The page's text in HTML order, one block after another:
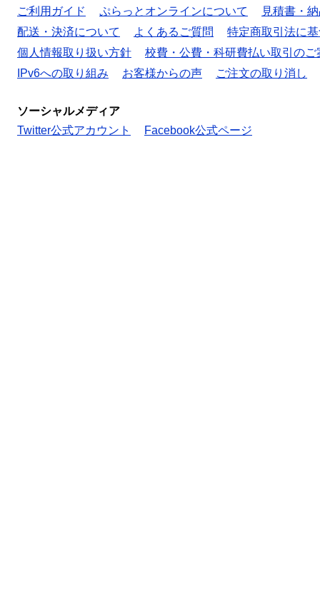
ご利用ガイド ぷらっとオンラインについて
見積書・
配送・決済について
よくあるご質問
特定商取引法に
個人情報取り扱い方針
校費・公費・科研費払い取引のご
IPv6への取り組み
お客様からの声 ご注文の取り消し
ソーシャルメディア
Twitter公式アカウント
Facebook公式ページ